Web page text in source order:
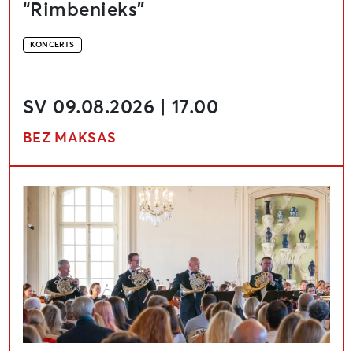
“Rimbenieks”
KONCERTS
SV 09.08.2026 | 17.00
BEZ MAKSAS